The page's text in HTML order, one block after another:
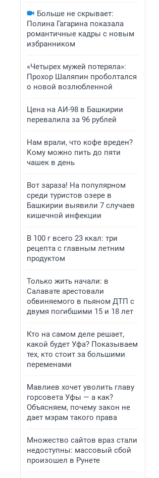
Больше не скрывает:
Полина Гагарина показала
романтичные кадры с новым
избранником
«Четырех мужей потеряла»:
Прохор Шаляпин проболтался
о новой возлюбленной
Цена на АИ-98 в Башкирии
перевалила за 96 рублей
Нам врали, что кофе вреден?
Кому можно пить до пяти
чашек в день
Вот зараза! На популярном
среди туристов озере в
Башкирии выявили 7 случаев
кишечной инфекции
В 100 г всего 23 ккал: три
рецепта с главным летним
продуктом
Только жить начали: в
Салавате арестовали
обвиняемого в пьяном ДТП с
двумя погибшими 15 и 18 лет
Кто на самом деле решает,
какой будет Уфа? Показываем
тех, кто стоит за большими
переменами
Мавлиев хочет уволить главу
горсовета Уфы — а как?
Объясняем, почему закон не
дает мэрам такого права
Множество сайтов враз стали
недоступны: массовый сбой
произошел в Рунете